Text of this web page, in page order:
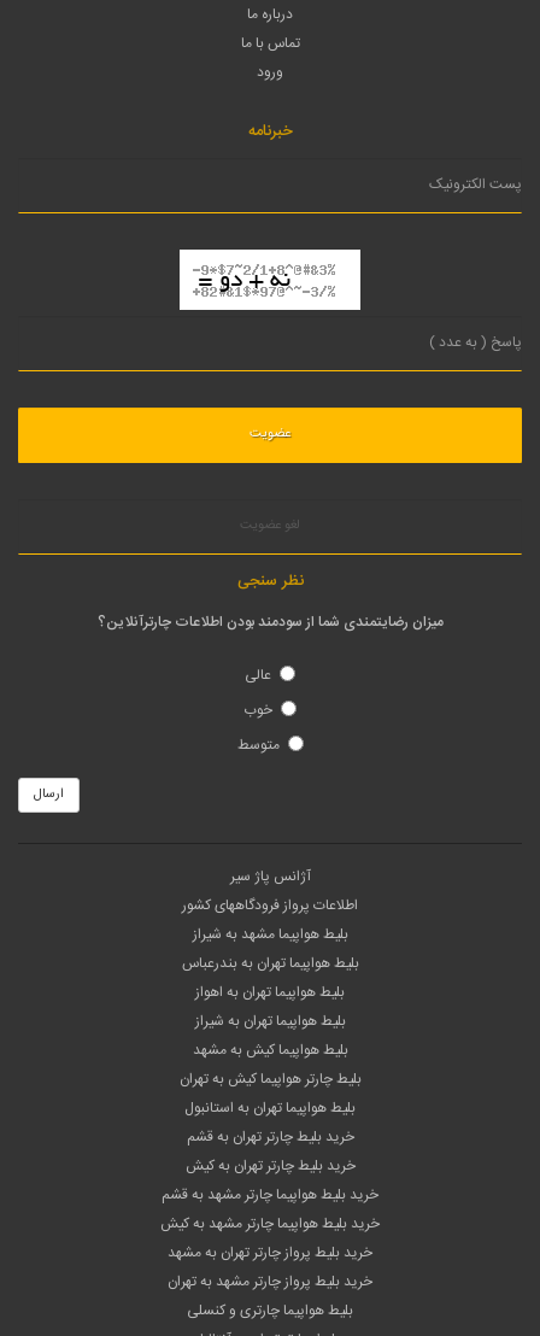
درباره ما
تماس با ما
ورود
خبرنامه
لغو عضویت
نظر سنجی
میزان رضایتمندی شما از سودمند بودن اطلاعات چارترآنلاین؟
عالی
خوب
متوسط
ارسال
آژانس پاژ سیر
اطلاعات پرواز فرودگاههای کشور
بلیط هواپیما مشهد به شیراز
بلیط هواپیما تهران به بندرعباس
بلیط هواپیما تهران به اهواز
بلیط هواپیما تهران به شیراز
بلیط هواپیما کیش به مشهد
بلیط چارتر هواپیما کیش به تهران
بلیط هواپیما تهران به استانبول
خرید بلیط چارتر تهران به قشم
خرید بلیط چارتر تهران به کیش
خرید بلیط هواپیما چارتر مشهد به قشم
خرید بلیط هواپیما چارتر مشهد به کیش
خرید بلیط پرواز چارتر تهران به مشهد
خرید بلیط پرواز چارتر مشهد به تهران
بلیط هواپیما چارتری و کنسلی